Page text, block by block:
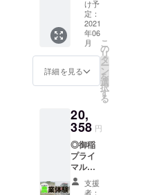
届け内
容で
す。 ※
配送日
指定は
できま
せん。
更はご
対応い
たしま
す。備
考欄に
ご記入
くださ
パック
（900g
） ◎糀
和田屋
「甘酒3
種セッ
ト」
も・り
んご）
所へ発
送いた
しま
す。
（送料
（応援
してく
ださる
皆さん
は358研
究員で
す！）
作！生
糀＋レ
シピ
（甘
酒、味
噌、358
をご自
宅で作
け予
定：
2021
年06
月
詳細を見る
こ
の
リ
タ
ー
ン
を
選
択
す
る
20,
358 円
◎御稲
プライ
マルで
農業体
験！ ◎
支援
者：